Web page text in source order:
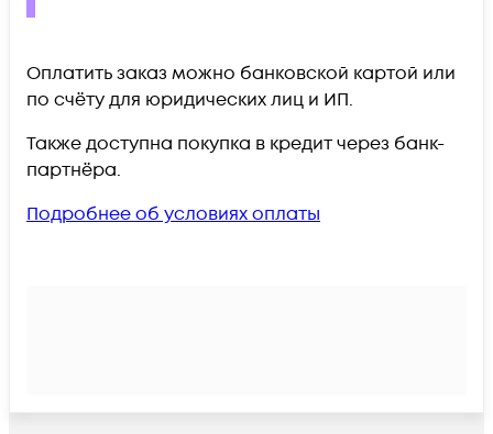
Оплатить заказ можно банковской картой или
по счёту для юридических лиц и ИП.
Также доступна покупка в кредит через банк-
партнёра.
Подробнее об условиях оплаты